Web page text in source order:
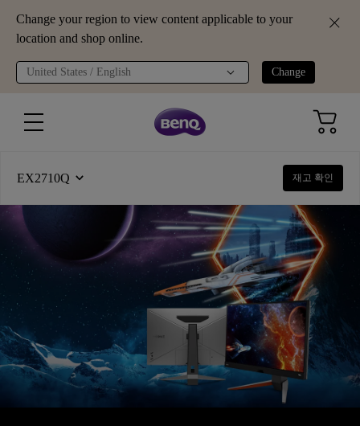
Change your region to view content applicable to your
location and shop online.
United States / English Change
EX2710Q 재고 확인